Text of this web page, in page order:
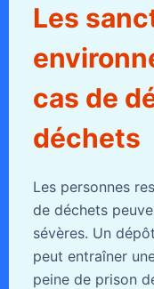
Les
cas de
déchets
Les personnes
de déchets
sévères. Un
peut entraîner
peine de prison